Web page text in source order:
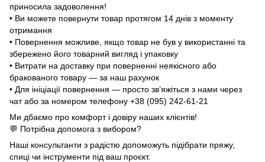
приносила задоволення!
• Ви можете повернути товар протягом 14 днів з моменту
отримання
• Повернення можливе, якщо товар не був у використанні та
збережено його товарний вигляд і упаковку
• Витрати на доставку при поверненні неякісного або
бракованого товару — за наш рахунок
• Для ініціації повернення — просто зв’яжіться з нами через
чат або за номером телефону +38 (095) 242-61-21
Ми дбаємо про комфорт і довіру наших клієнтів!
💬 Потрібна допомога з вибором?
Наші консультанти з радістю допоможуть підібрати пряжу,
спиці чи інструменти під ваш проєкт.